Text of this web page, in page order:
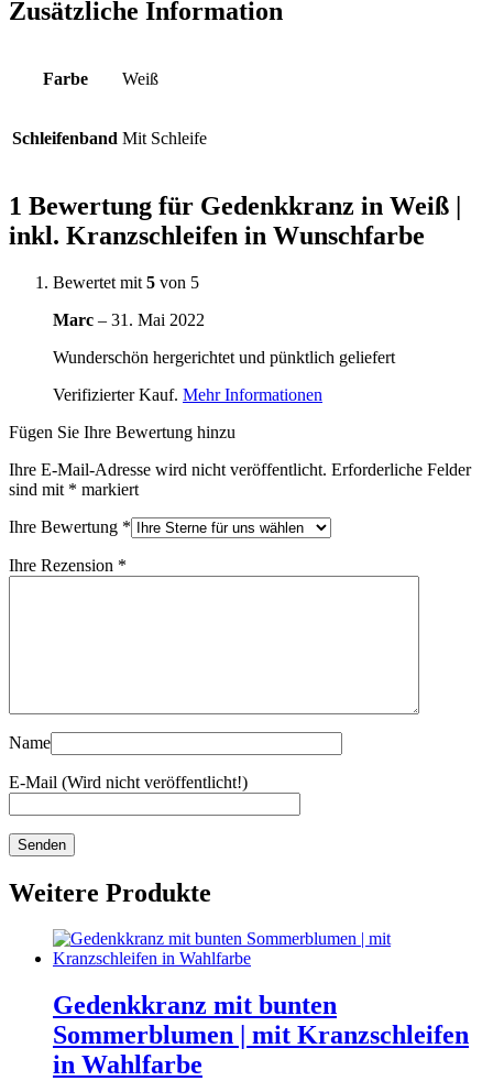
Zusätzliche Information
Farbe Weiß
Schleifenband Mit Schleife
1 Bewertung für Gedenkkranz in Weiß |
inkl. Kranzschleifen in Wunschfarbe
Bewertet mit 5 von 5
Marc – 31. Mai 2022
Wunderschön hergerichtet und pünktlich geliefert
Verifizierter Kauf. Mehr Informationen
Fügen Sie Ihre Bewertung hinzu
Ihre E-Mail-Adresse wird nicht veröffentlicht. Erforderliche Felder
sind mit * markiert
Ihre Bewertung *
Ihre Rezension *
Name
E-Mail (Wird nicht veröffentlicht!)
Weitere Produkte
Gedenkkranz mit bunten
Sommerblumen | mit Kranzschleifen
in Wahlfarbe